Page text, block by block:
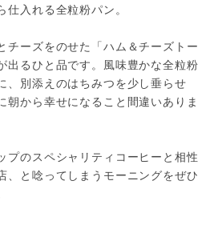
仕入れる全粒粉パン。
チーズをのせた「ハム＆チーズトー
出るひと品です。風味豊かな全粒粉
、別添えのはちみつを少し垂らせ
朝から幸せになること間違いありま
プのスペシャリティコーヒーと相性
、と唸ってしまうモーニングをぜひ